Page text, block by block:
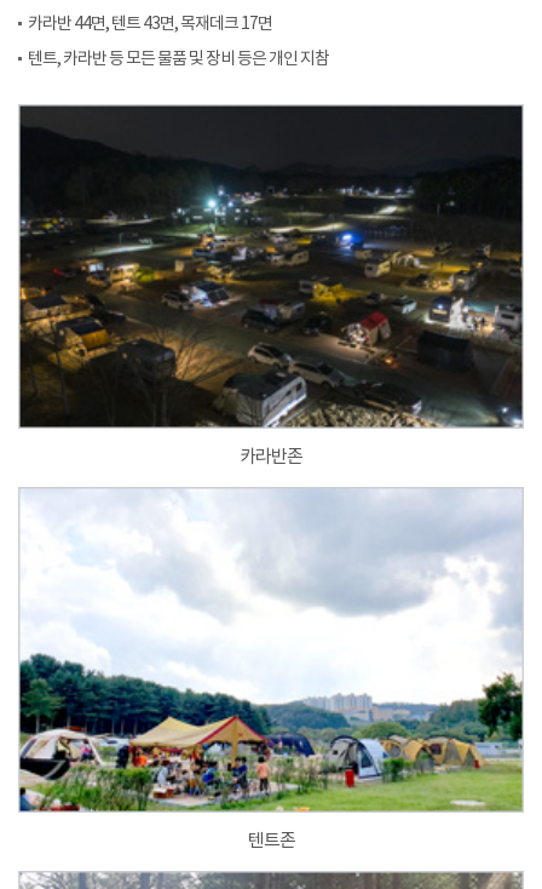
카라반 44면, 텐트 43면, 목재데크 17면
텐트, 카라반 등 모든 물품 및 장비 등은 개인 지참
카라반존
텐트존